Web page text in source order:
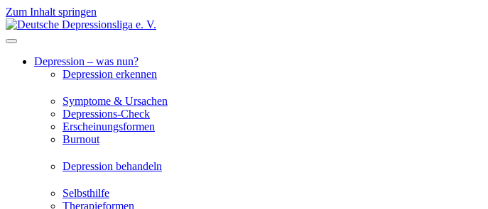
Zum Inhalt springen
Depression – was nun?
Depression erkennen
Symptome & Ursachen
Depressions-Check
Erscheinungsformen
Burnout
Depression behandeln
Selbsthilfe
Therapieformen